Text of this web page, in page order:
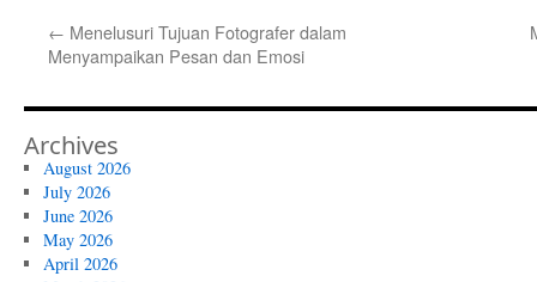
← Menelusuri Tujuan Fotografer dalam
Menyampaikan Pesan dan Emosi
Archives
August 2026
July 2026
June 2026
May 2026
April 2026